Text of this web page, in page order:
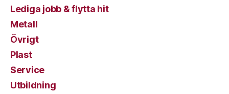
Lediga jobb & flytta hit
Metall
Övrigt
Plast
Service
Utbildning